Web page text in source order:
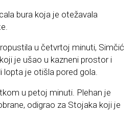
bura koja je otežavala
u četvrtoj minuti, Simčić
je ušao u kazneni prostor i
lopta je otišla pored gola.
u petoj minuti. Plehan je
odigrao za Stojaka koji je